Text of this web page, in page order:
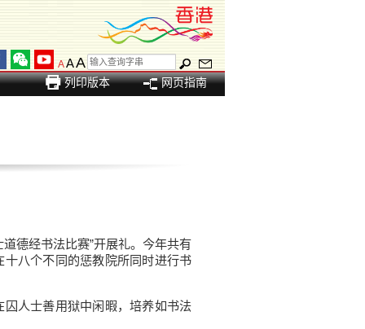
AAA
列印版本 网页指南
德经书法比赛”开展礼。今年共有
八个不同的惩教院所同时进行书
人士善用狱中闲暇，培养如书法